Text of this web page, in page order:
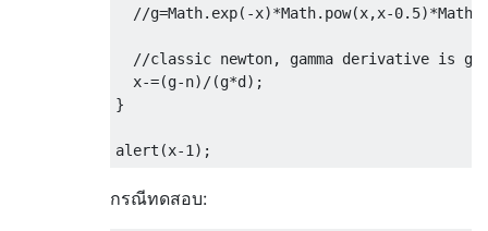
//g=Math.exp(-x)*Math.pow(x,x-
//classic newton, gamma derivative is
  x
-=(g-n)/(g*d );
}
alert (x-1 );
กรณีทดสอบ: